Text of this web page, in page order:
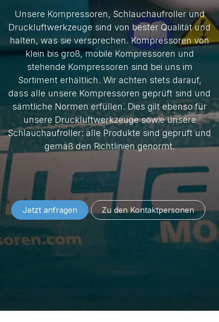
Unsere Kompressoren, Schlauchaufroller und
Druckluftwerkzeuge sind von bester Qualität und
halten, was sie versprechen. Kompressoren von
klein bis groß, mobile Kompressoren und
stehende Kompressoren sind bei uns im
Sortiment erhältlich. Wir achten stets darauf,
dass alle unsere Kompressoren geprüft sind und
sämtliche Normen erfüllen. Dies gilt ebenso für
unsere Druckluftwerkzeuge sowie unsere
Schlauchaufroller: alle Produkte sind geprüft und
gemäß den Richtlinien genormt.
Jetzt anfragen Zu den Konta​​​​​​​​​​​​ktper​​sonen